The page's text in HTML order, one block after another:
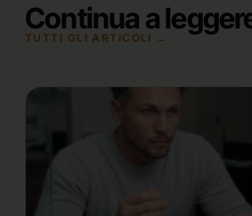
Continua a
TUTTI GLI ARTICOLI →